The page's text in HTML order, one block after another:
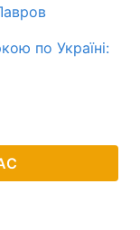
по Україні: